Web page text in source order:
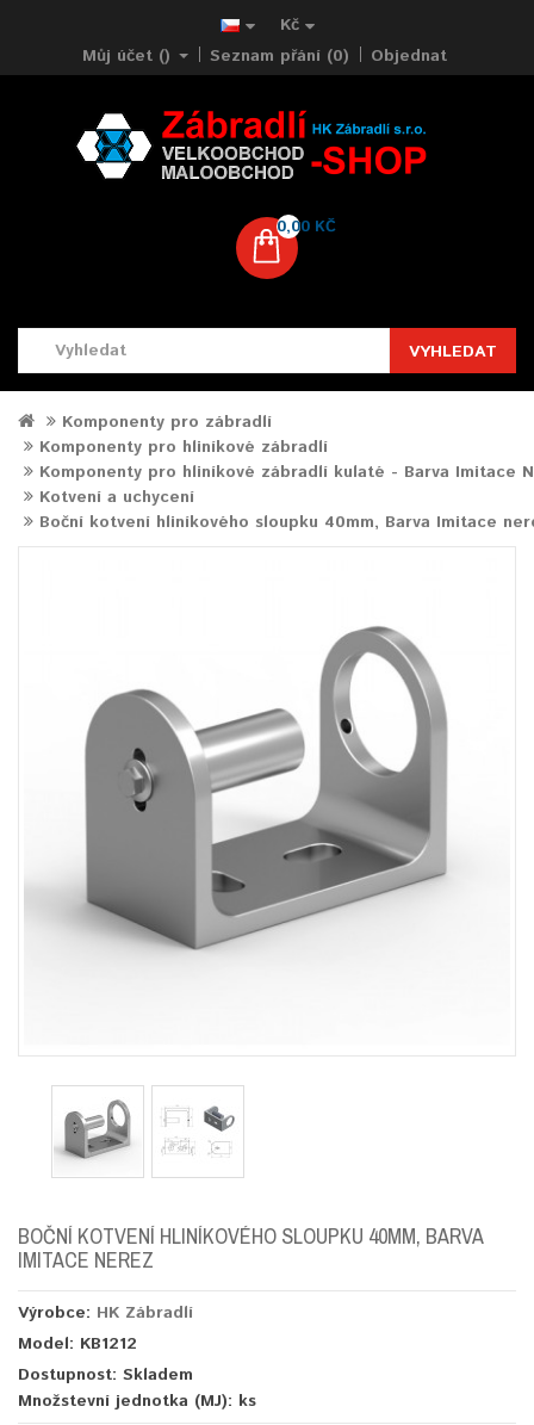
Kč
Můj účet ()
Seznam přání (0) Objednat
0,00 KČ
VYHLEDAT
Komponenty pro zábradlí
Komponenty pro hliníkové zábradlí
Komponenty pro hliníkové zábradlí kulaté - Barva Imitace
Kotvení a uchycení
Boční kotvení hliníkového sloupku 40mm, Barva Imitace
BOČNÍ KOTVENÍ HLINÍKOVÉHO SLOUPKU 40MM, BARVA
IMITACE NEREZ
Výrobce: HK Zábradlí
Model: KB1212
Dostupnost: Skladem
Množstevní jednotka (MJ): ks